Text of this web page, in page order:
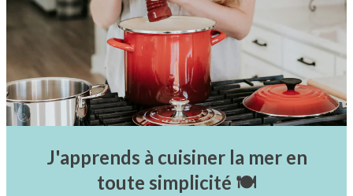
J'apprends à cuisiner la mer en
toute simplicité 🍽